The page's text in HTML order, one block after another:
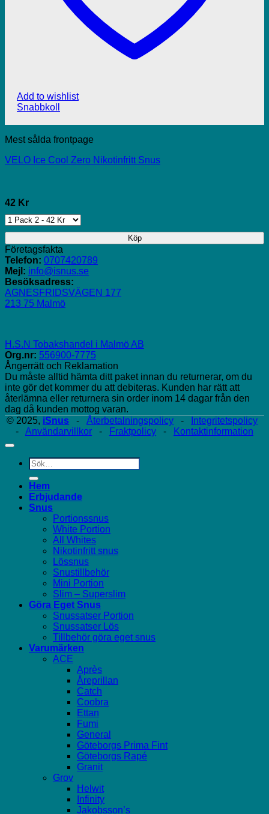
Add to wishlist
Snabbkoll
Mest sålda frontpage
VELO Ice Cool Zero Nikotinfritt Snus
42 Kr
Köp
Företagsfakta
Telefon: 0707420789
Mejl: info@isnus.se
Besöksadress:
AGNESFRIDSVÄGEN 177
213 75 Malmö
H.S.N Tobakshandel i Malmö AB
Org.nr: 556900-7775
Ångerrätt och Reklamation
Du måste alltid hämta ditt paket innan du returnerar, om du
inte gör det kommer du att debiteras. Kunden har rätt att
återlämna eller returnera sin order inom 14 dagar från den
dag då kunden mottog varan.
© 2025, iSnus - Återbetalningspolicy -
Integritetspolicy
- Användarvillkor - Fraktpolicy - Kontaktinformation
Sök
efter:
Hem
Erbjudande
Snus
Portionssnus
White Portion
All Whites
Nikotinfritt snus
Lössnus
Snustillbehör
Mini Portion
Slim – Superslim
Göra Eget Snus
Snussatser Portion
Snussatser Lös
Tillbehör göra eget snus
Varumärken
ACE
Après
Åreprillan
Catch
Coobra
Ettan
Fumi
General
Göteborgs Prima Fint
Göteborgs Rapé
Granit
Grov
Helwit
Infinity
Jakobsson’s